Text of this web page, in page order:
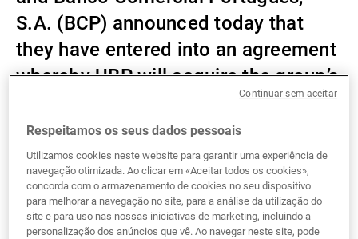
Gestores de ativos externos
Notícias e informação
Contactos
S.A. (BCP) announced today that
they have entered into an agreement
whereby UBP will acquire the group’s
Swiss private bank, Millennium
Banque Privée - BCP (Suisse) SA.
The transaction, which is a share deal, is subject to
the approval of the relevant regulatory bodies and is
expected to complete during the fourth quarter of
Respeitamos os seus dados pessoais
Utilizamos cookies neste website para garantir uma experiência de
navegação otimizada. Ao clicar em «Aceitar todos os cookies»,
concorda com o armazenamento de cookies no seu dispositivo
para melhorar a navegação no site, para a análise da utilização do
site e para uso nas nossas iniciativas de marketing, incluindo a
personalização dos anúncios que vê. Ao navegar neste site, pode
Continuar sem aceitar